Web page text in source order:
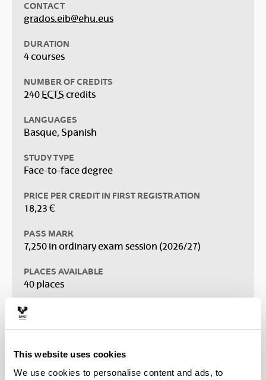
This website uses cookies
We use cookies to personalise content and ads, to
CONTACT
grados.eib@ehu.eus
DURATION
4 courses
NUMBER OF CREDITS
240 ECTS credits
LANGUAGES
Basque, Spanish
STUDY TYPE
Face-to-face degree
PRICE PER CREDIT IN FIRST REGISTRATION
18,23 €
PASS MARK
7,250 in ordinary exam session (2026/27)
PLACES AVAILABLE
40 places